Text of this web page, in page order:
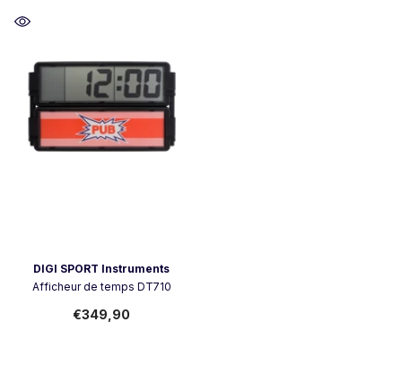
Vendor:DIGI SPORT Instruments
Afficheur de temps DT710
€349,90